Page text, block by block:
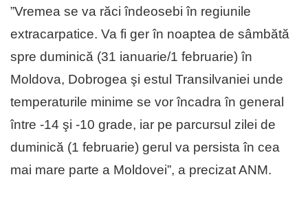
”Vremea se va răci îndeosebi în regiunile
extracarpatice. Va fi ger în noaptea de sâmbătă
spre duminică (31 ianuarie/1 februarie) în
Moldova, Dobrogea şi estul Transilvaniei unde
temperaturile minime se vor încadra în general
între -14 şi -10 grade, iar pe parcursul zilei de
duminică (1 februarie) gerul va persista în cea
mai mare parte a Moldovei”, a precizat ANM.